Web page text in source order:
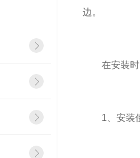
边。
在安装时
1、安装使